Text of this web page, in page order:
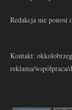
Redakcja nie ponosi
Kontakt:
reklama/